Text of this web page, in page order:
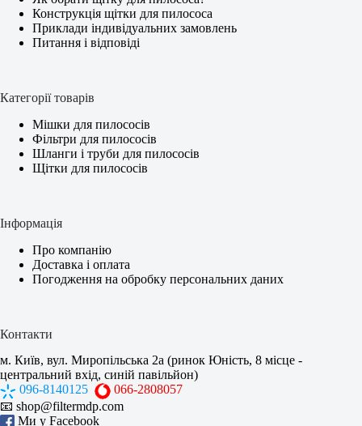
Конструкція щітки для пилососа
Приклади індивідуальних замовлень
Питання і відповіді
Категорії товарів
Мішки для пилососів
Фільтри для пилососів
Шланги і труби для пилососів
Щітки для пилососів
Інформація
Про компанію
Доставка і оплата
Погодження на обробку персональних даних
Контакти
м. Київ, вул. Миропільська 2а (ринок Юність, 8 місце -
центральний вхід, синій павільйон)
096-8140125
066-2808057
📧 shop@filtermdp.com
Ми у Facebook